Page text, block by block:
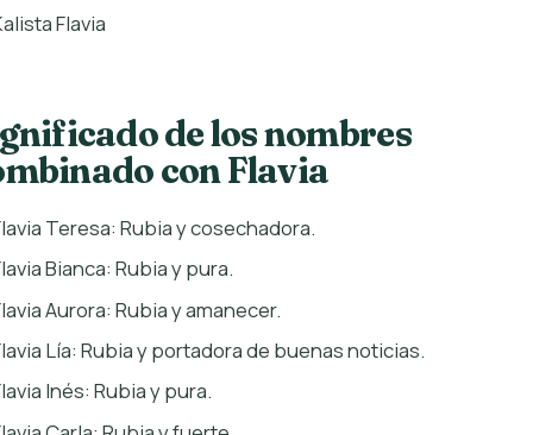
Flavia
de los nombres
con Flavia
Teresa: Rubia y cosechadora.
Bianca: Rubia y pura.
Aurora: Rubia y amanecer.
Lía: Rubia y portadora de buenas noticias.
Inés: Rubia y pura.